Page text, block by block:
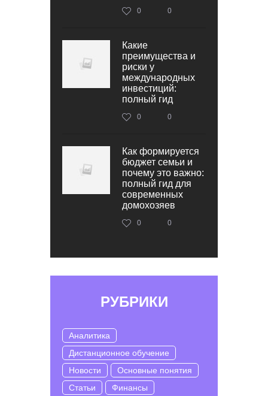
0 0
Какие
преимущества и
риски у
международных
инвестиций:
полный гид
0 0
Как формируется
бюджет семьи и
почему это важно:
полный гид для
современных
домохозяев
0 0
РУБРИКИ
Аналитика
Дистанционное обучение
Новости
Основные понятия
Статьи
Финансы